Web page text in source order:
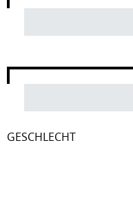
GESCHLECHT